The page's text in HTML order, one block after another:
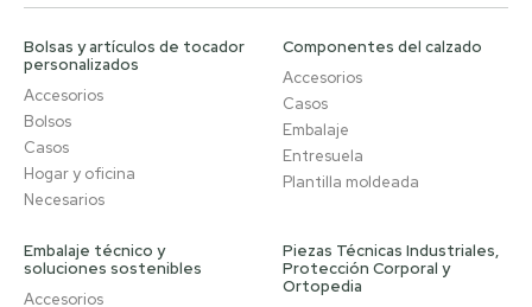
Bolsas y artículos de tocador
personalizados
Accesorios
Bolsos
Casos
Hogar y oficina
Necesarios
Componentes del calzado
Accesorios
Casos
Embalaje
Entresuela
Plantilla moldeada
Embalaje técnico y
soluciones sostenibles
Accesorios
Piezas Técnicas Industriales,
Protección Corporal y
Ortopedia